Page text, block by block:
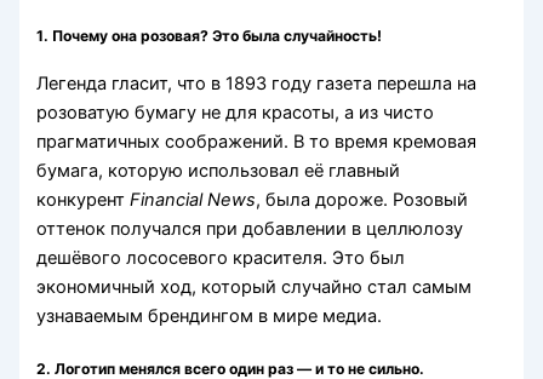
1. Почему она розовая? Это была случайность!
Легенда гласит, что в 1893 году газета перешла на
розоватую бумагу не для красоты, а из чисто
прагматичных соображений. В то время кремовая
бумага, которую использовал её главный
конкурентFinancial News, была дороже. Розовый
оттенок получался при добавлении в целлюлозу
дешёвого лососевого красителя. Это был
экономичный ход, который случайно стал самым
узнаваемым брендингом в мире медиа.
2.Логотип менялся всего один раз — и то не сильно.